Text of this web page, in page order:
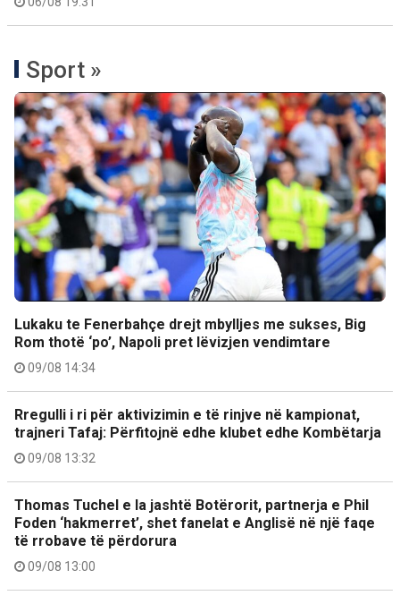
Sport »
Lukaku te Fenerbahçe drejt mbylljes me sukses, Big
Rom thotë ‘po’, Napoli pret lëvizjen vendimtare
09/08 14:34
Rregulli i ri për aktivizimin e të rinjve në kampionat,
trajneri Tafaj: Përfitojnë edhe klubet edhe Kombëtarja
09/08 13:32
Thomas Tuchel e la jashtë Botërorit, partnerja e Phil
Foden ‘hakmerret’, shet fanelat e Anglisë në një faqe
të rrobave të përdorura
09/08 13:00